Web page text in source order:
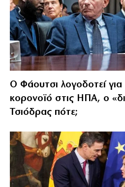
Ο Φάουτσι λογοδοτεί για
κορονοϊό στις ΗΠΑ, ο
Τσιόδρας πότε;